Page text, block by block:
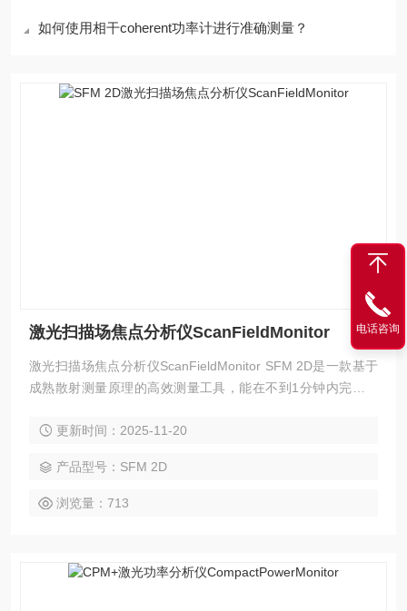
如何使用相干coherent功率计进行准确测量？
激光扫描场焦点分析仪ScanFieldMonitor
激光扫描场焦点分析仪ScanFieldMonitor SFM 2D是一款基于
成熟散射测量原理的高效测量工具，能在不到1分钟内完成整
近乎同步地采集全场数据，不仅可精确测定光束位置，还能生
分布及时序误差等关键信息。
更新时间：2025-11-20
产品型号：SFM 2D
浏览量：713
电话咨询